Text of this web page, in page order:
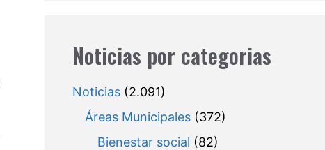
Noticias por categorias
Noticias(2.091)
Áreas Municipales(372)
Bienestar social (82)